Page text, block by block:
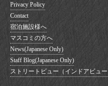
Privacy Policy
Contact
宿泊施設様へ
マスコミの方へ
News(Japanese Only)
Staff Blog(Japanese Only)
ストリートビュー（インドアビュ